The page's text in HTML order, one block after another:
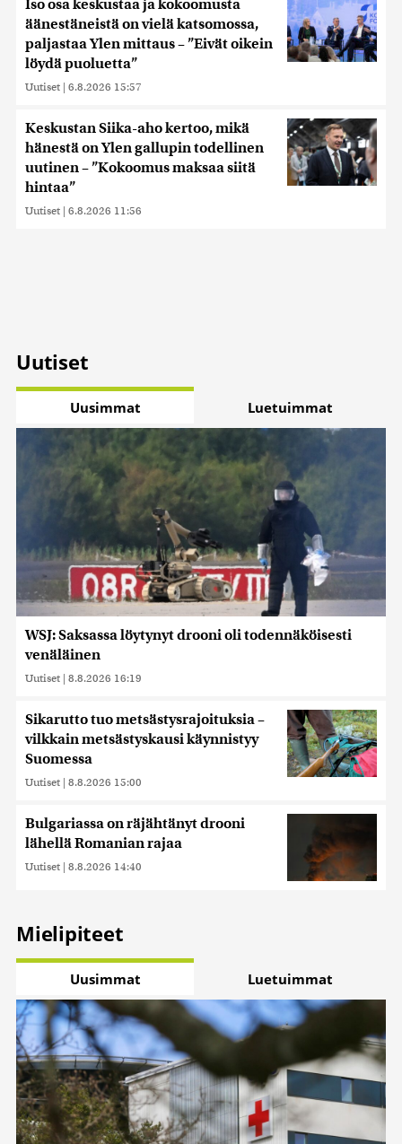
Iso osa keskustaa ja kokoomusta
äänestäneistä on vielä katsomossa,
paljastaa Ylen mittaus – ”Eivät oikein
löydä puoluetta”
Uutiset | 6.8.2026 15:57
Keskustan Siika-aho kertoo, mikä
hänestä on Ylen gallupin todellinen
uutinen – ”Kokoomus maksaa siitä
hintaa”
Uutiset | 6.8.2026 11:56
Uutiset
Uusimmat Luetuimmat
WSJ: Saksassa löytynyt drooni oli todennäköisesti
venäläinen
Uutiset | 8.8.2026 16:19
Sikarutto tuo metsästysrajoituksia –
vilkkain metsästyskausi käynnistyy
Suomessa
Uutiset | 8.8.2026 15:00
Bulgariassa on räjähtänyt drooni
lähellä Romanian rajaa
Uutiset | 8.8.2026 14:40
Mielipiteet
Uusimmat Luetuimmat